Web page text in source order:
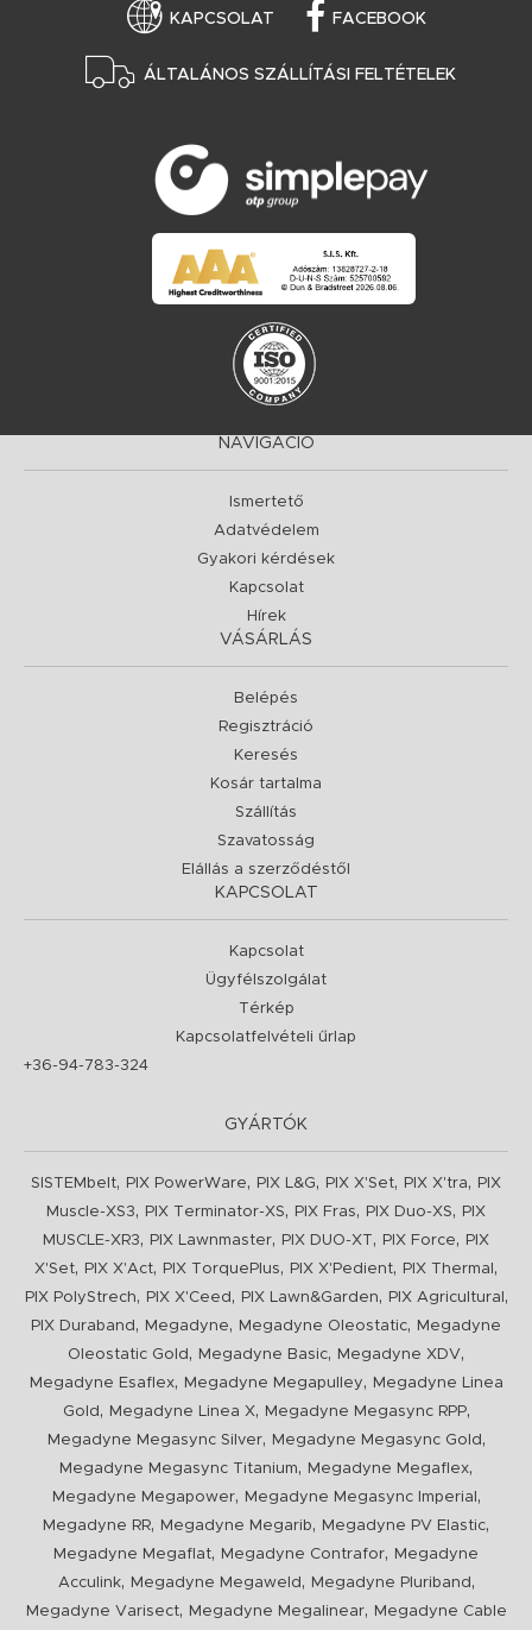
KAPCSOLAT FACEBOOK
ÁLTALÁNOS SZÁLLÍTÁSI FELTÉTELEK
NAVIGÁCIÓ
Ismertető
Adatvédelem
Gyakori kérdések
Kapcsolat
Hírek
VÁSÁRLÁS
Belépés
Regisztráció
Keresés
Kosár tartalma
Szállítás
Szavatosság
Elállás a szerződéstől
KAPCSOLAT
Kapcsolat
Ügyfélszolgálat
Térkép
Kapcsolatfelvételi űrlap
+36-94-783-324
GYÁRTÓK
SISTEMbelt, PIX PowerWare, PIX L&G, PIX X'Set, PIX X'tra,
PIX
Muscle-XS3, PIX Terminator-XS, PIX Fras, PIX Duo-XS,
PIX
MUSCLE-XR3, PIX Lawnmaster, PIX DUO-XT , PIX Force,
PIX
X'Set, PIX X'Act, PIX TorquePlus, PIX X'Pedient, PIX Thermal ,
PIX PolyStrech, PIX X'Ceed , PIX Lawn&Garden, PIX Agricultural ,
PIX Duraband , Megadyne, Megadyne Oleostatic,
Megadyne
Oleostatic Gold , Megadyne Basic, Megadyne XDV,
Megadyne Esaflex, Megadyne Megapulley,
Megadyne Linea
Gold , Megadyne Linea X, Megadyne Megasync RPP,
Megadyne Megasync Silver, Megadyne Megasync Gold ,
Megadyne Megasync Titanium, Megadyne Megaflex,
Megadyne Megapower, Megadyne Megasync Imperial ,
Megadyne RR, Megadyne Megarib, Megadyne PV Elastic,
Megadyne Megaflat, Megadyne Contrafor,
Megadyne
Acculink, Megadyne Megaweld , Megadyne Pluriband ,
Megadyne Varisect, Megadyne Megalinear, Megadyne Cable